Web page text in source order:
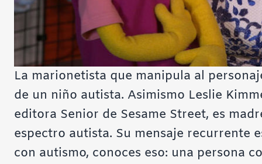
La marionetista que manipula al
de un niño autista. Asimismo Leslie
editora Senior de Sesame Street, es
espectro autista. Su mensaje recurrente
con autismo, conoces eso: una persona